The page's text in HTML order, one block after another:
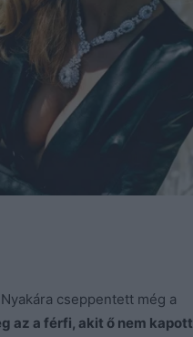
cseppentett még a
az a férfi, akit ő nem kapott